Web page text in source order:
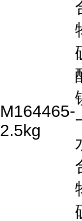
M164465-
2.5kg